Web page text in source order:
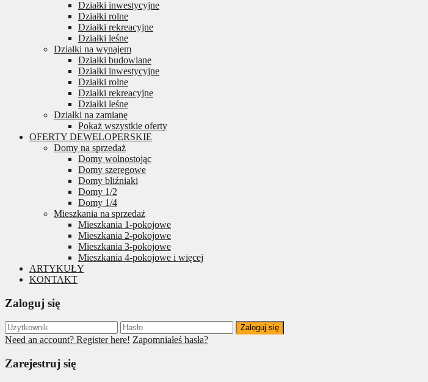
Działki inwestycyjne
Działki rolne
Działki rekreacyjne
Działki leśne
Działki na wynajem
Działki budowlane
Działki inwestycyjne
Działki rolne
Działki rekreacyjne
Działki leśne
Działki na zamianę
Pokaż wszystkie oferty
OFERTY DEWELOPERSKIE
Domy na sprzedaż
Domy wolnostojąc
Domy szeregowe
Domy bliźniaki
Domy 1/2
Domy 1/4
Mieszkania na sprzedaż
Mieszkania 1-pokojowe
Mieszkania 2-pokojowe
Mieszkania 3-pokojowe
Mieszkania 4-pokojowe i więcej
ARTYKUŁY
KONTAKT
Zaloguj się
Zaloguj się
Need an account? Register here! Zapomniałeś hasła?
Zarejestruj się